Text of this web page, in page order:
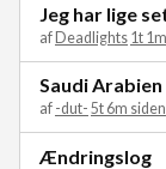
Jeg har lige
af Deadlights 1t
Saudi
af -dut- 5t 6m siden
Ændringslog